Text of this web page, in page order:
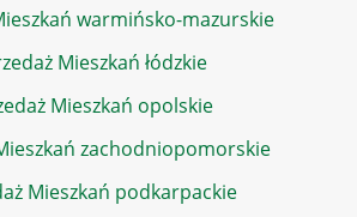
warmińsko-mazurskie
Mieszkań łódzkie
Mieszkań opolskie
zachodniopomorskie
Mieszkań podkarpackie